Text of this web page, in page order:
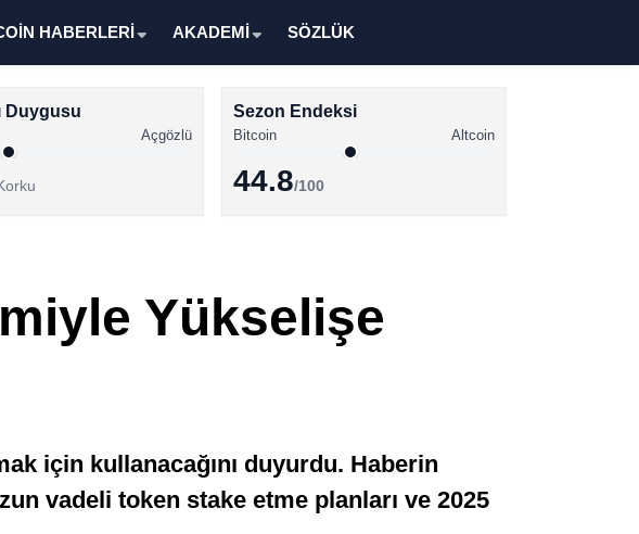
HABERLERİ AKADEMİ SÖZLÜK
Duygusu
Açgözlü
Sezon Endeksi
Bitcoin Altcoin
44.8/100
Yükselişe
için kullanacağını duyurdu. Haberin
vadeli token stake etme planları ve 2025